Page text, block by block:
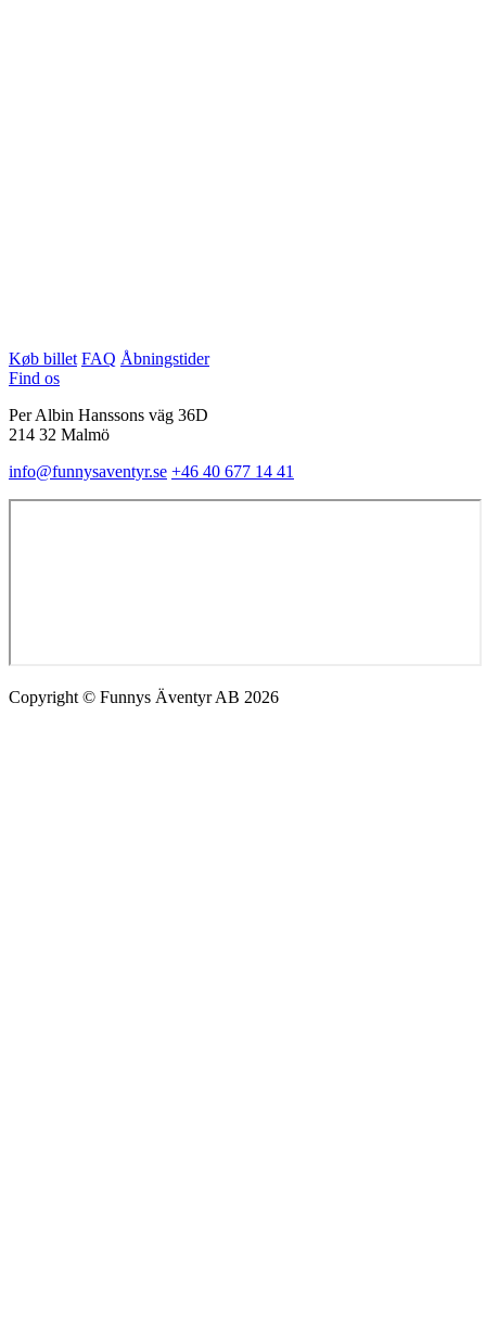
Køb billet FAQ Åbningstider
Find os
Per Albin Hanssons väg 36D
214 32 Malmö
info@funnysaventyr.se +46 40 677 14 41
Copyright © Funnys Äventyr AB 2026